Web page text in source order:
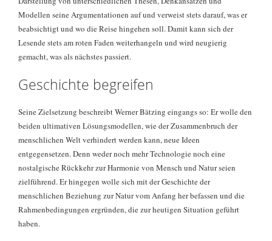
Modellen seine Argumentationen auf und verweist stets darauf, was er
beabsichtigt und wo die Reise hingehen soll. Damit kann sich der
Lesende stets am roten Faden weiterhangeln und wird neugierig
gemacht, was als nächstes passiert.
Geschichte begreifen
Seine Zielsetzung beschreibt Werner Bätzing eingangs so: Er wolle den
beiden ultimativen Lösungsmodellen, wie der Zusammenbruch der
menschlichen Welt verhindert werden kann, neue Ideen
entgegensetzen. Denn weder noch mehr Technologie noch eine
nostalgische Rückkehr zur Harmonie von Mensch und Natur seien
zielführend. Er hingegen wolle sich mit der Geschichte der
menschlichen Beziehung zur Natur vom Anfang her befassen und die
Rahmenbedingungen ergründen, die zur heutigen Situation geführt
haben.